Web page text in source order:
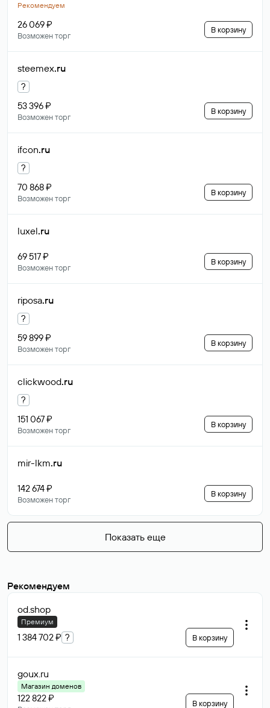
Рекомендуем
26 069 ₽
Возможен торг
В корзину
steemex.ru
?
53 396 ₽
Возможен торг
В корзину
ifcon.ru
?
70 868 ₽
Возможен торг
В корзину
luxel.ru
69 517 ₽
Возможен торг
В корзину
riposa.ru
?
59 899 ₽
Возможен торг
В корзину
clickwood.ru
?
151 067 ₽
Возможен торг
В корзину
mir-lkm.ru
142 674 ₽
Возможен торг
В корзину
Показать еще
Рекомендуем
od.shop
Премиум
1 384 702 ₽ ? В корзину
goux.ru
Магазин доменов
122 822 ₽ В корзину